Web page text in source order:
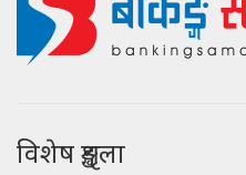
विशेष शृङ्खला